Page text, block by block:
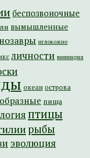
беспозвоночные
вымышленные
иглокожие
личности мимикрия
океан острова
пища
птицы
рыбы
эволюция